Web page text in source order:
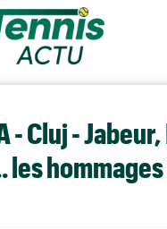
- Cluj -
les